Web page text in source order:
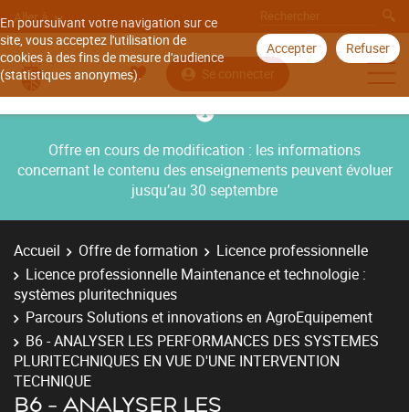
En poursuivant votre navigation sur ce
site, vous acceptez l'utilisation de
cookies à des fins de mesure d'audience
(statistiques anonymes).
Accepter Refuser
Aller à
Se connecter
Offre en cours de modification : les informations
concernant le contenu des enseignements peuvent évoluer
jusqu’au 30 septembre
Accueil Offre de formation
Licence professionnelle
Licence professionnelle Maintenance et technologie :
systèmes pluritechniques
Parcours Solutions et innovations en AgroEquipement
B6 - ANALYSER LES PERFORMANCES DES SYSTEMES
PLURITECHNIQUES EN VUE D'UNE INTERVENTION
TECHNIQUE
B6 - ANALYSER LES